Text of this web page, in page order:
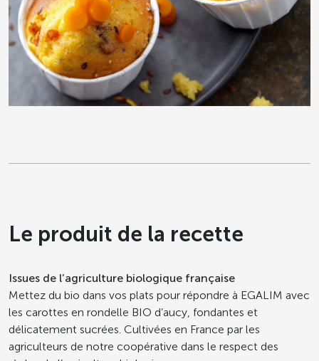
Le produit de la recette
Issues de l’agriculture biologique française
Mettez du bio dans vos plats pour répondre à EGALIM avec
les carottes en rondelle BIO d’aucy, fondantes et
délicatement sucrées. Cultivées en France par les
agriculteurs de notre coopérative dans le respect des